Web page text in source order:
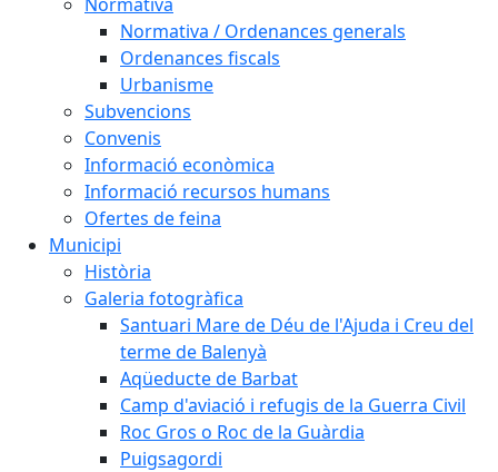
Normativa / Ordenances generals
Ordenances fiscals
Urbanisme
Subvencions
Convenis
Informació econòmica
Informació recursos humans
Ofertes de feina
Municipi
Història
Galeria fotogràfica
Santuari Mare de Déu de l'Ajuda i Creu del
terme de Balenyà
Aqüeducte de Barbat
Camp d'aviació i refugis de la Guerra Civil
Roc Gros o Roc de la Guàrdia
Puigsagordi